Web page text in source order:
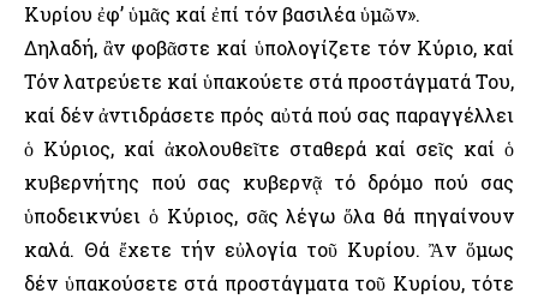
Κυρίου ἐφ’ ὑμᾶς καί ἐπί τόν βασιλέα ὑμῶν».
Δηλαδή, ἂν φοβᾶστε καί ὑπολογίζετε τόν Κύριο, καί
Τόν λατρεύετε καί ὑπακούετε στά προστάγματά Του,
καί δέν ἀντιδράσετε πρός αὐτά πού σας παραγγέλλει
ὁ Κύριος, καί ἀκολουθεῖτε σταθερά καί σεῖς καί ὁ
κυβερνήτης πού σας κυβερνᾷ τό δρόμο πού σας
ὑποδεικνύει ὁ Κύριος, σᾶς λέγω ὅλα θά πηγαίνουν
καλά. Θά ἔχετε τήν εὐλογία τοῦ Κυρίου. Ἂν ὅμως
δέν ὑπακούσετε στά προστάγματα τοῦ Κυρίου, τότε